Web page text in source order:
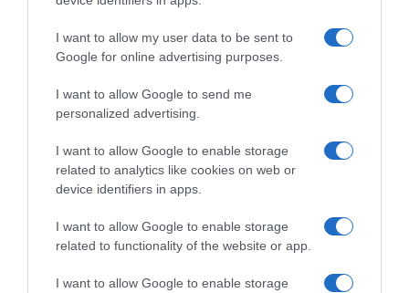
I want to allow my user data to be sent to
Google for online advertising purposes.
I want to allow Google to send me
personalized advertising.
I want to allow Google to enable storage
related to analytics like cookies on web or
device identifiers in apps.
I want to allow Google to enable storage
related to functionality of the website or app.
I want to allow Google to enable storage
Μονής Πετράκη 5 Κολωνάκι - 11521 Ελλάδα
dentalsmiles.contact@gmail.com
Περιφερειακή οδός Ορνού – Νέο Λιμάνι, Αμυγδαλίδι
Μυκόνου (δίπλα στο ΙΚΑ)